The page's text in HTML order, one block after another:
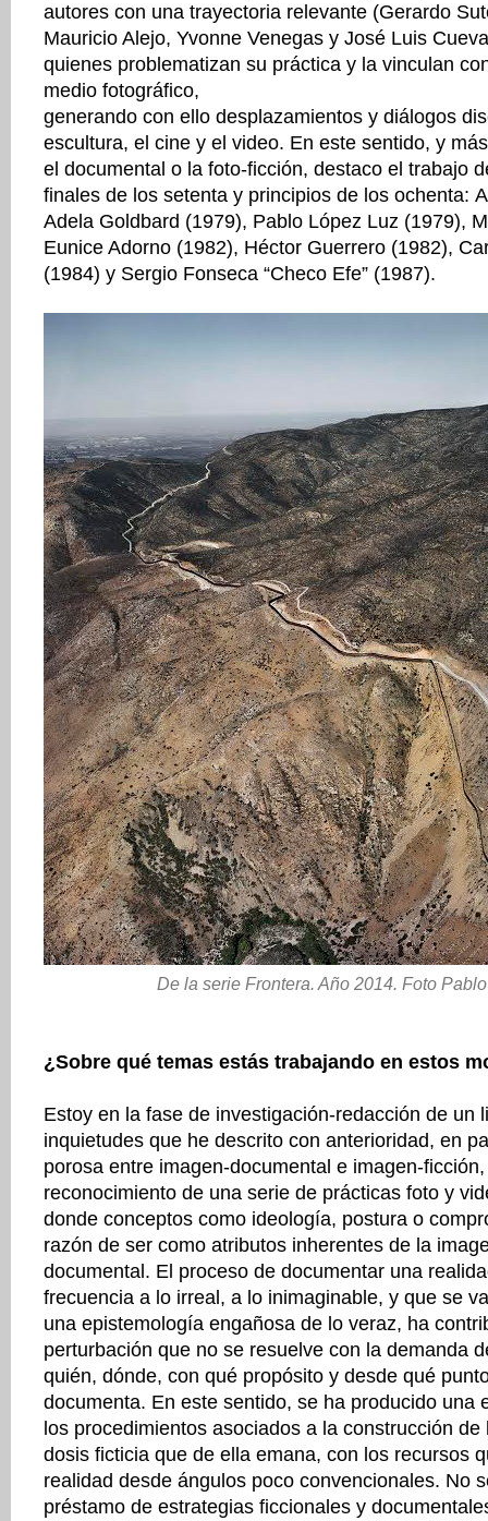
autores con una trayectoria relevante (Gerardo
Mauricio Alejo, Yvonne Venegas y José Luis
quienes problematizan su práctica y la vinculan
medio fotográfico,
generando con ello desplazamientos y diálogos
escultura, el cine y el video. En este sentido, y
el documental o la foto-ficción, destaco el trabajo
finales de los setenta y principios de los ochenta:
Adela Goldbard (1979), Pablo López Luz (1979),
Eunice Adorno (1982), Héctor Guerrero (1982),
(1984) y Sergio Fonseca “Checo Efe” (1987).
De la serie Frontera. Año 2014. Foto
¿Sobre qué temas estás trabajando en estos
Estoy en la fase de investigación-redacción de un
inquietudes que he descrito con anterioridad, en
porosa entre imagen-documental e imagen-
reconocimiento de una serie de prácticas foto y
donde conceptos como ideología, postura o
razón de ser como atributos inherentes de la
documental. El proceso de documentar una
frecuencia a lo irreal, a lo inimaginable, y que se
una epistemología engañosa de lo veraz, ha
perturbación que no se resuelve con la demanda
quién, dónde, con qué propósito y desde qué
documenta. En este sentido, se ha producido una
los procedimientos asociados a la construcción
dosis ficticia que de ella emana, con los recursos
realidad desde ángulos poco convencionales. No
préstamo de estrategias ficcionales y